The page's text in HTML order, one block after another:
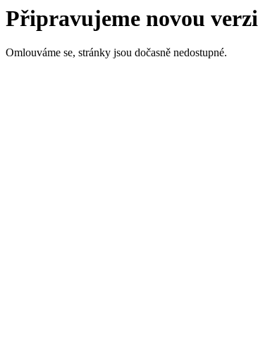
Připravujeme novou verzi
Omlouváme se, stránky jsou dočasně nedostupné.